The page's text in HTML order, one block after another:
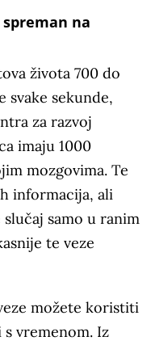
na
života 700 do
svake sekunde,
za razvoj
imaju 1000
mozgovima. Te
informacija, ali
samo u ranim
te veze
možete koristiti
vremenom. Iz